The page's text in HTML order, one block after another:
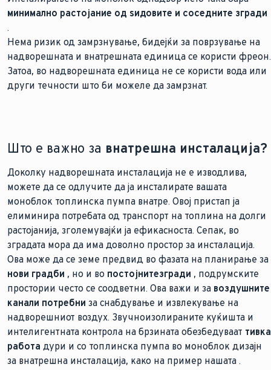
минимално растојание од ѕидовите и соседните згради
.
Нема ризик од замрзнување, бидејќи за поврзување на
надворешната и внатрешната единица се користи фреон.
Затоа, во надворешната единица не се користи вода или
други течности што би можеле да замрзнат.
Што е важно за внатрешна инсталација?
Доколку надворешната инсталација не е изводлива,
можете да се одлучите да ја инсталирате вашата
моноблок топлинска пумпа внатре. Овој пристап ја
елиминира потребата од транспорт на топлина на долги
растојанија, зголемувајќи ја ефикасноста. Сепак, во
зградата мора да има доволно простор за инсталација.
Ова може да се земе предвид во фазата на планирање за
нови градби , но и во постојнитезгради , подрумските
простории често се соодветни. Ова важи и за воздушните
канали потребни за снабдување и извлекување на
надворешниот воздух. Звучноизолираните куќишта и
интелигентната контрола на брзината обезбедуваат тивка
работа дури и со топлинска пумпа во моноблок дизајн
за внатрешна инсталација, како на пример нашата .